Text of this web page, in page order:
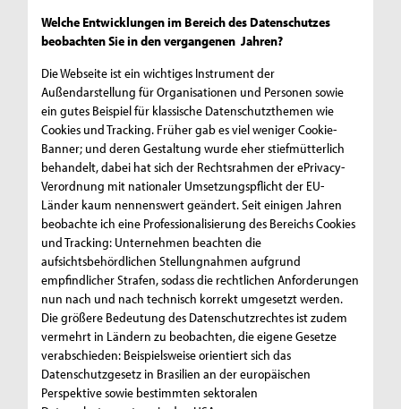
Welche Entwicklungen im Bereich des Datenschutzes
beobachten Sie in den vergangenen Jahren?
Die Webseite ist ein wichtiges Instrument der
Außendarstellung für Organisationen und Personen sowie
ein gutes Beispiel für klassische Datenschutzthemen wie
Cookies und Tracking. Früher gab es viel weniger Cookie-
Banner; und deren Gestaltung wurde eher stiefmütterlich
behandelt, dabei hat sich der Rechtsrahmen der ePrivacy-
Verordnung mit nationaler Umsetzungspflicht der EU-
Länder kaum nennenswert geändert. Seit einigen Jahren
beobachte ich eine Professionalisierung des Bereichs Cookies
und Tracking: Unternehmen beachten die
aufsichtsbehördlichen Stellungnahmen aufgrund
empfindlicher Strafen, sodass die rechtlichen Anforderungen
nun nach und nach technisch korrekt umgesetzt werden.
Die größere Bedeutung des Datenschutzrechtes ist zudem
vermehrt in Ländern zu beobachten, die eigene Gesetze
verabschieden: Beispielsweise orientiert sich das
Datenschutzgesetz in Brasilien an der europäischen
Perspektive sowie bestimmten sektoralen